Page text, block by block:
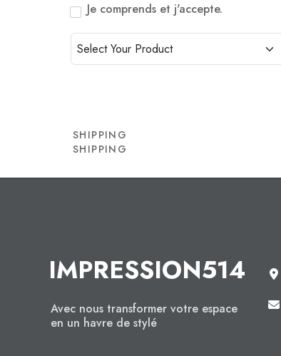
Je comprends et j'accepte.
SHIPPING
SHIPPING
IMPRESSION514
Avec nous transformer votre espace
en un havre de stylé